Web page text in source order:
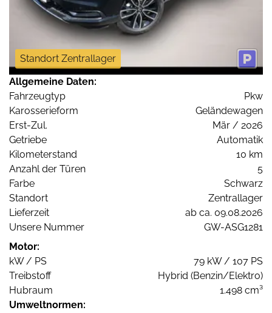
Standort Zentrallager
Allgemeine Daten:
Fahrzeugtyp
Pkw
Karosserieform
Geländewagen
Erst-Zul.
Mär / 2026
Getriebe
Automatik
Kilometerstand
10 km
Anzahl der Türen
5
Farbe
Schwarz
Standort
Zentrallager
Lieferzeit
ab ca. 09.08.2026
Unsere Nummer
GW-ASG1281
Motor:
kW / PS
79 kW / 107 PS
Treibstoff
Hybrid (Benzin/Elektro)
Hubraum
1.498 cm³
Umweltnormen: